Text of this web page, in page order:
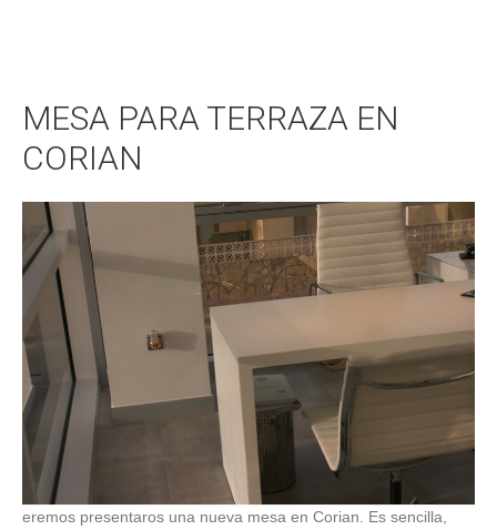
MESA PARA TERRAZA EN
CORIAN
eremos presentaros una nueva mesa en Corian. Es sencilla,